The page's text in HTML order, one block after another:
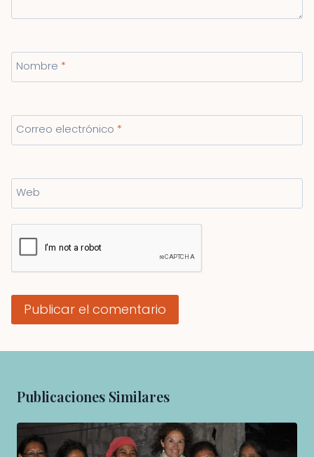
Nombre *
Correo electrónico *
Web
Publicaciones Similares